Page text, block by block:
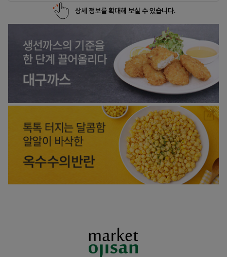
상세 정보를 확대해 보실 수 있습니다.